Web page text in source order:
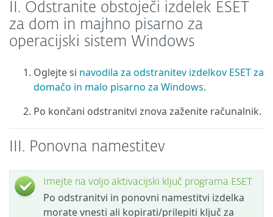
II. Odstranite obstoječi izdelek ESET
za dom in majhno pisarno za
operacijski sistem Windows
Oglejte si navodila za odstranitev izdelkov ESET za
domačo in malo pisarno za Windows.
Po končani odstranitvi znova zaženite računalnik.
III. Ponovna namestitev
Imejte na voljo aktivacijski ključ programa ESET
Po odstranitvi in ponovni namestitvi izdelka
morate vnesti ali kopirati/prilepiti ključ za